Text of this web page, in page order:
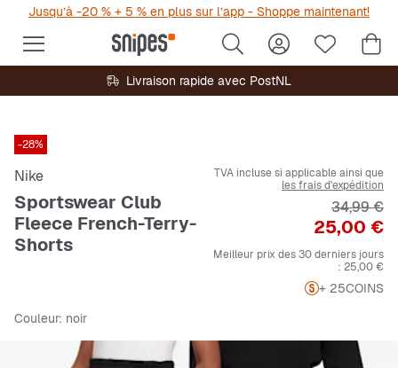
Jusqu’à -20 % + 5 % en plus sur l’app - Shoppe maintenant!
Livraison rapide avec PostNL
-28%
Nike
Sportswear Club
Fleece French-Terry-
Shorts
TVA incluse si applicable ainsi que
les frais d'expédition
Prix
25,00 €
Prix
34,99 €
Meilleur prix des 30 derniers jours
: 25,00 €
+ 25COINS
Couleur: noir